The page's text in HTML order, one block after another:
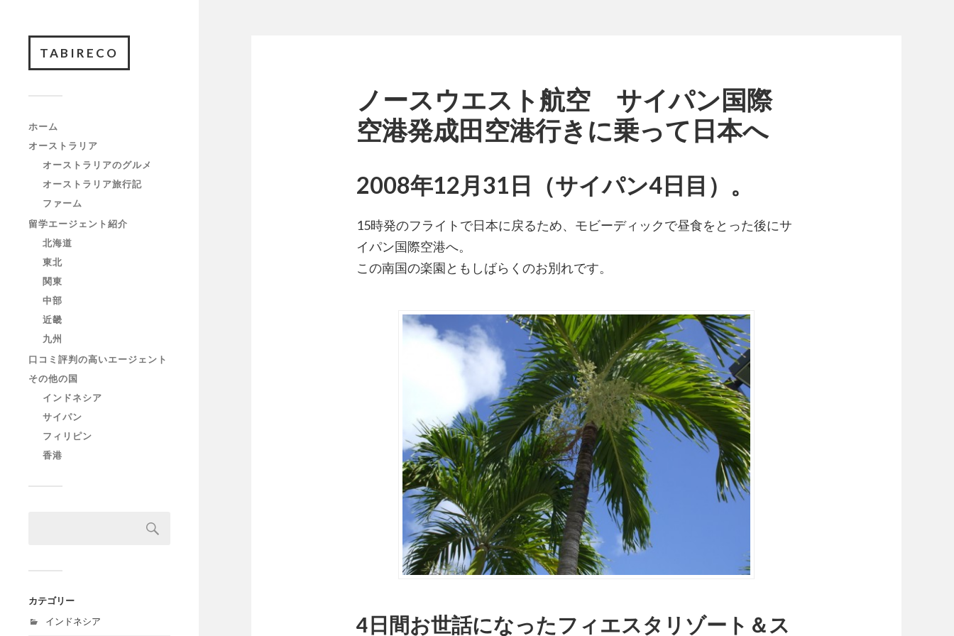
TABIRECO
ホーム
オーストラリア
オーストラリアのグルメ
オーストラリア旅行記
ファーム
留学エージェント紹介
北海道
東北
関東
中部
近畿
九州
口コミ評判の高いエージェント
その他の国
インドネシア
サイパン
フィリピン
香港
カテゴリー
インドネシア
ノースウエスト航空 サイパン国際
空港発成田空港行きに乗って日本へ
2008年12月31日（サイパン4日目）。
15時発のフライトで日本に戻るため、モビーディックで昼食をとった後にサ
イパン国際空港へ。
この南国の楽園ともしばらくのお別れです。
4日間お世話になったフィエスタリゾート＆ス